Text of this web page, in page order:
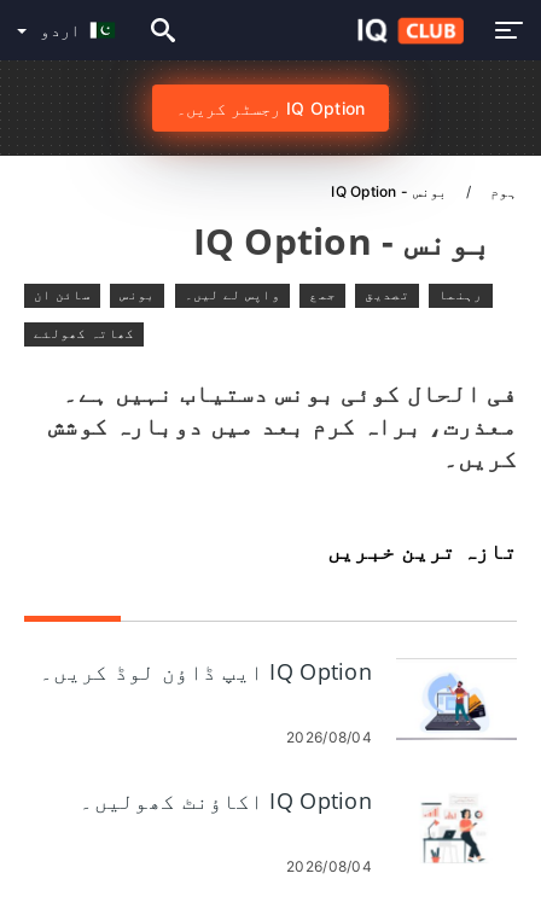
اردو
IQ Option رجسٹر کریں۔
ہوم بونس - IQ Option
بونس - IQ Option
رہنما تصدیق جمع واپس لے لیں۔ بونس سائن ان
کھاتہ کھولئے
فی الحال کوئی بونس دستیاب نہیں ہے۔
معذرت، براہ کرم بعد میں دوبارہ کوشش
کریں۔
تازہ ترین خبریں
IQ Option ایپ ڈاؤن لوڈ کریں۔
2026/08/04
IQ Option اکاؤنٹ کھولیں۔
2026/08/04